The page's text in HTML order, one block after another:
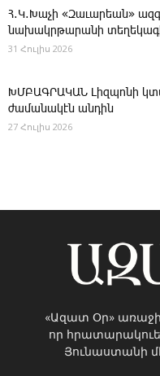
Հ․Կ․Խաչի «Զաւարեան»
նախակրթարանի
31 Հուլիս 2026
ԽՄԲԱԳՐԱԿԱՆ ­Լիզպոնի
ժամանակէն անդին
27 Հուլիս 2026
«Ազատ Օր»
որ
Յունաստանի